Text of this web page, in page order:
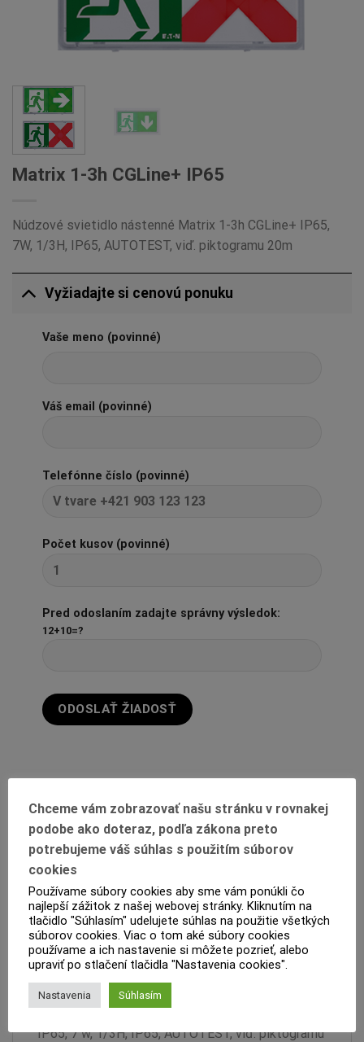
Matrix 1-3h CGLine+ IP65
Núdzové svietidlo nástenné Matrix 1-3h CGLine+ IP65,
7W, 1/3H, IP65, AUTOTEST, viď. piktogramu 20m
Vyžiadajte si cenovú ponuku
Vaše meno (povinné)
Váš email (povinné)
Telefónne číslo (povinné)
Počet kusov (povinné)
Pred odoslaním zadajte správny výsledok:
12+10=?
POPIS
PRODUKTOVÝ LIST
RECENZIE (0)
Núdzové svietidlo nástenné Matrix 1-3h CGLine+
IP65, 7 w, 1/3H, IP65, AUTOTEST, viď. piktogramu
Chceme vám zobrazovať našu stránku v rovnakej
podobe ako doteraz, podľa zákona preto
potrebujeme váš súhlas s použitím súborov
cookies
Používame súbory cookies aby sme vám ponúkli čo
najlepší zážitok z našej webovej stránky. Kliknutím na
tlačidlo "Súhlasím" udelujete súhlas na použitie všetkých
súborov cookies. Viac o tom aké súbory cookies
používame a ich nastavenie si môžete pozrieť, alebo
upraviť po stlačení tlačidla "Nastavenia cookies".
Nastavenia Súhlasím